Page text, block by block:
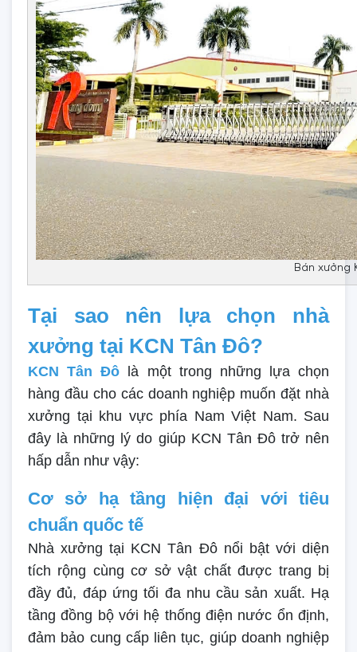
Bán xưởng
Tại sao nên lựa chọn nhà
xưởng tại KCN Tân Đô?
KCN Tân Đô là một trong những lựa chọn
hàng đầu cho các doanh nghiệp muốn đặt nhà
xưởng tại khu vực phía Nam Việt Nam. Sau
đây là những lý do giúp KCN Tân Đô trở nên
hấp dẫn như vậy:
Cơ sở hạ tầng hiện đại với tiêu
chuẩn quốc tế
Nhà xưởng tại KCN Tân Đô nổi bật với diện
tích rộng cùng cơ sở vật chất được trang bị
đầy đủ, đáp ứng tối đa nhu cầu sản xuất. Hạ
tầng đồng bộ với hệ thống điện nước ổn định,
đảm bảo cung cấp liên tục, giúp doanh nghiệp